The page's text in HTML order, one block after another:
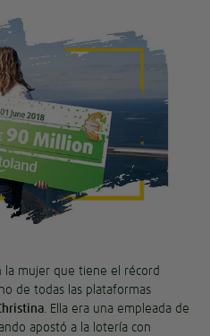
la mujer que tiene el récord
de todas las plataformas
. Ella era una empleada de
apostó a la lotería con